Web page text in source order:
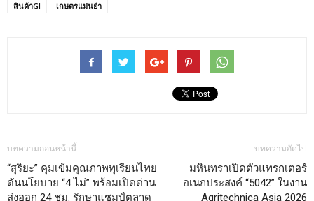
สินค้าGI
เกษตรแม่นยำ
บทความก่อนหน้านี้
“สุริยะ” คุมเข้มคุณภาพทุเรียนไทย
ดันนโยบาย “4 ไม่” พร้อมเปิดด่าน
ส่งออก 24 ชม. รักษาแชมป์ตลาด
บทความถัดไป
มหินทราเปิดตัวแทรกเตอร์
อเนกประสงค์ “5042” ในงาน
Agritechnica Asia 2026